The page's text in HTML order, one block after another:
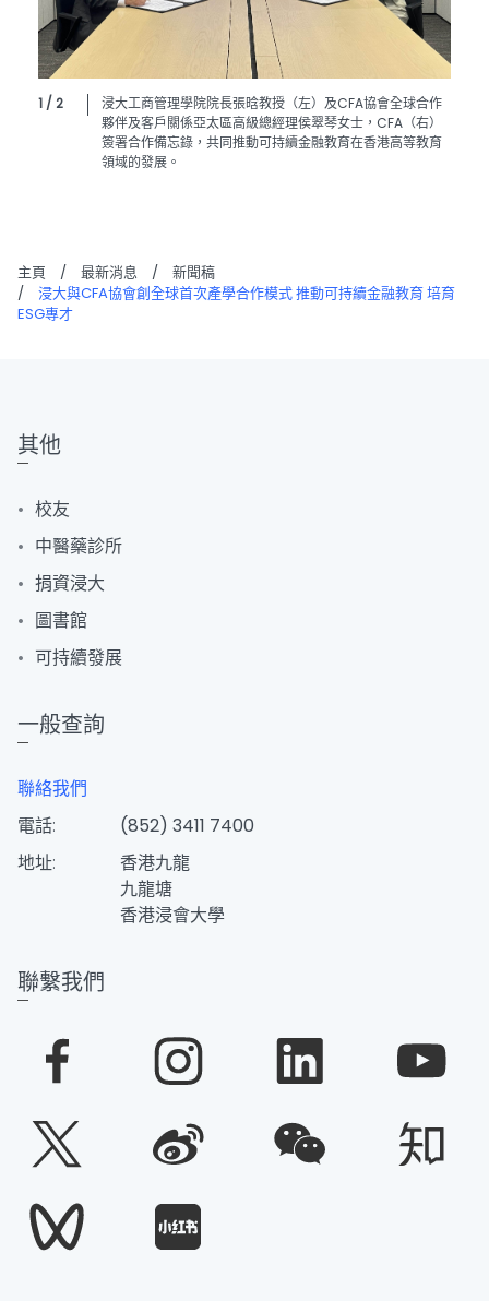
1 / 2
浸大工商管理學院院長張晗教授（左）及CFA協會全球合作
夥伴及客戶關係亞太區高級總經理侯翠琴女士，CFA（右）
簽署合作備忘錄，共同推動可持續金融教育在香港高等教育
領域的發展。
主頁 / 最新消息 /
新聞稿
/
浸大與CFA協會創全球首次產學合作模式 推動可持續金融教育 培育
ESG專才
其他
校友
中醫藥診所
捐資浸大
圖書館
可持續發展
一般查詢
聯絡我們
電話:
(852) 3411 7400
地址:
香港九龍
九龍塘
香港浸會大學
聯繫我們